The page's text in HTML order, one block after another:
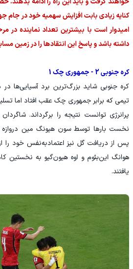
کنایه زیادی بابت افزایش سهمیه خود در جام
امیدوار است با بیشترین تعداد نماینده
داشته باشد و پاسخ این انتقادها را در زمین
کره جنوبی 2 - جمهوری چک 1
کره جنوبی شاید بزرگ‌ترین برد آسیایی‌ها
تیمی که برابر جمهوری چک عقب افتاد اما
پرانرژی توانست نتیجه را برگرداند.
نخست بارها توسط سون هیونگ مین دروازه
پس از دریافت گل نیز اعتمادبه‌نفس خود
یافتند.